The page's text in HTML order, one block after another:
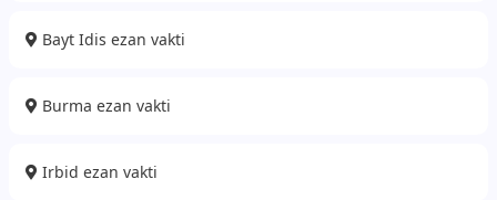
Bayt Idis ezan vakti
Burma ezan vakti
Irbid ezan vakti